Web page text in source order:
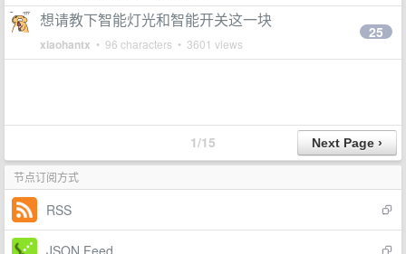
想请教下智能灯光和智能开关这一块
xiaohantx • 96 characters • 3601 views
25
1/15
节点订阅方式
RSS
JSON Feed